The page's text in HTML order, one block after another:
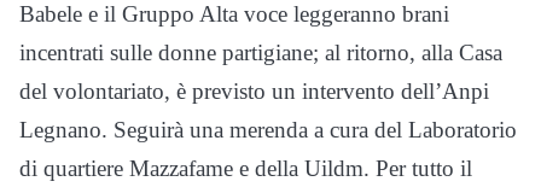
Babele e il Gruppo Alta voce leggeranno brani
incentrati sulle donne partigiane; al ritorno, alla Casa
del volontariato, è previsto un intervento dell’Anpi
Legnano. Seguirà una merenda a cura del Laboratorio
di quartiere Mazzafame e della Uildm. Per tutto il